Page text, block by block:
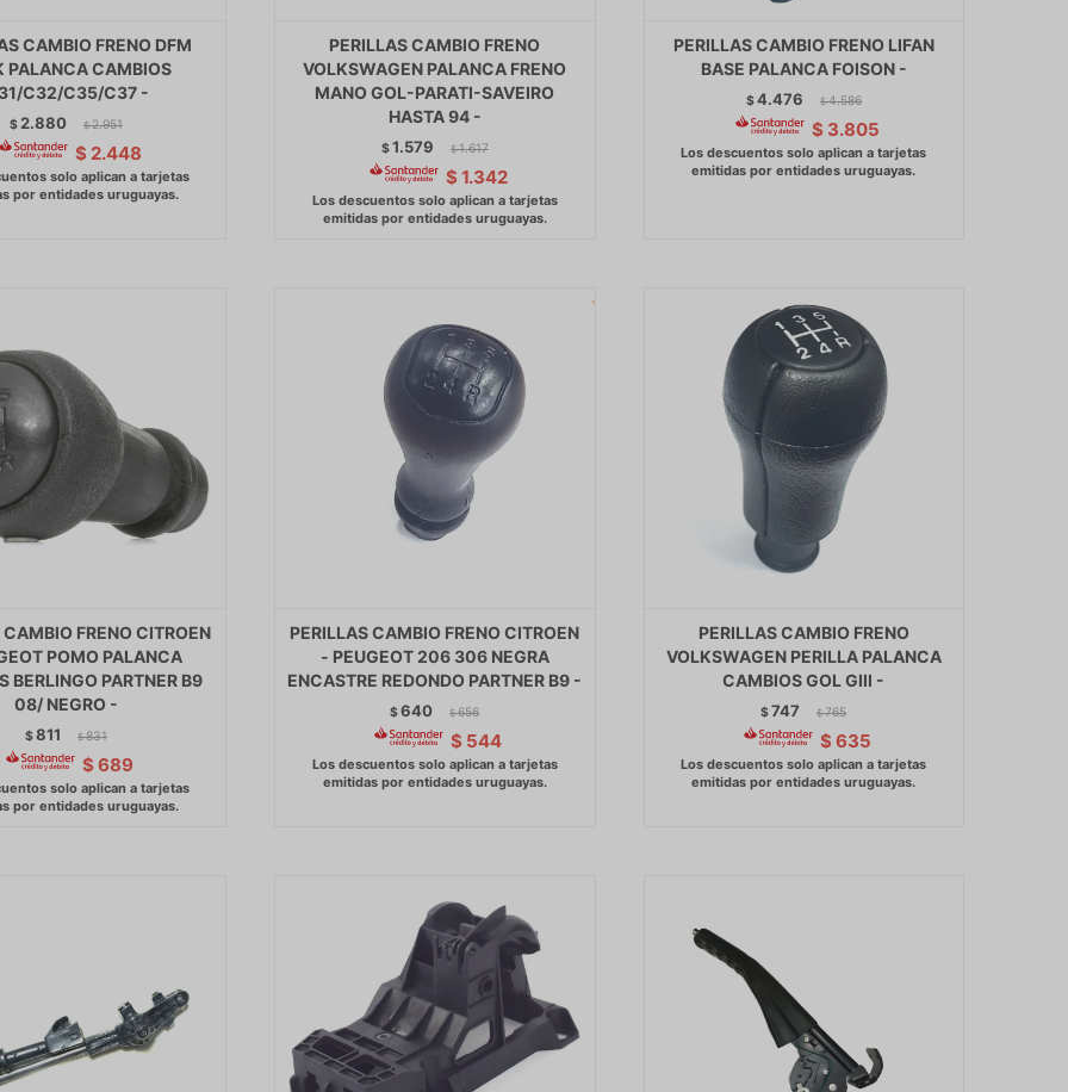
CAMBIO FRENO DFM
PALANCA CAMBIOS
C32/C35/C37 -
$ 2.880 $ 2.951
$ 2.448
PERILLAS CAMBIO FRENO
VOLKSWAGEN PALANCA FRENO
MANO GOL-PARATI-SAVEIRO
HASTA 94 -
$1.579 $ 1.617
$ 1.342
PERILLAS CAMBIO FRENO LIFAN
BASE PALANCA FOISON -
$4.476 $ 4.586
$ 3.805
CAMBIO FRENO CITROEN
POMO PALANCA
BERLINGO PARTNER B9
08/ NEGRO -
$811 $ 831
$ 689
PERILLAS CAMBIO FRENO CITROEN
- PEUGEOT 206 306 NEGRA
ENCASTRE REDONDO PARTNER B9 -
$640 $ 656
$ 544
PERILLAS CAMBIO FRENO
VOLKSWAGEN PERILLA PALANCA
CAMBIOS GOL GIII -
$747 $ 765
$ 635